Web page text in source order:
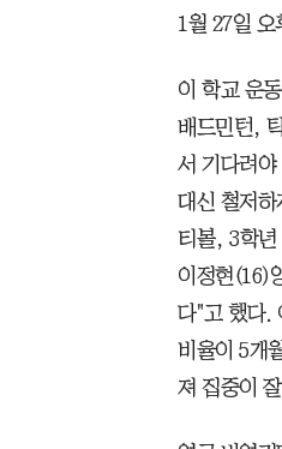
1월 27일 오
이 학교 운
배드민턴,
서 기다려
대신 철저
티볼, 3학년
이정현(16)
다"고 했다.
비율이 5개
져 집중이